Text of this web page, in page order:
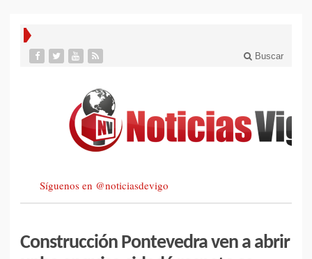
Buscar
Síguenos en @noticiasdevigo
Construcción Pontevedra ven a abrir